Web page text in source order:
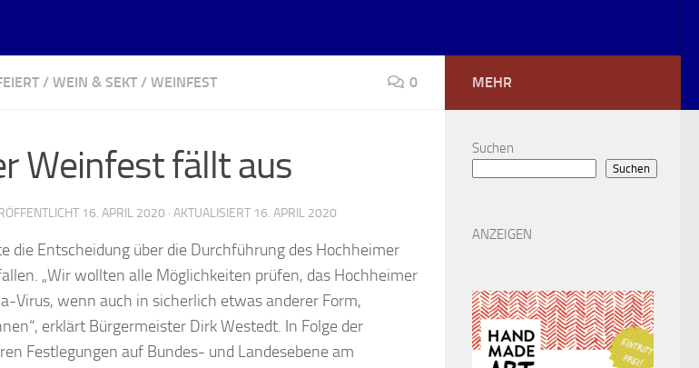
/ WEIN & SEKT / WEINFEST 0
Weinfest fällt aus
16. APRIL 2020 · AKTUALISIERT 16. APRIL 2020
die Entscheidung über die Durchführung des Hochheimer
„Wir wollten alle Möglichkeiten prüfen, das Hochheimer
Virus, wenn auch in sicherlich etwas anderer Form,
erklärt Bürgermeister Dirk Westedt. In Folge der
Festlegungen auf Bundes- und Landesebene am
MEHR
Suchen
Suchen
ANZEIGEN